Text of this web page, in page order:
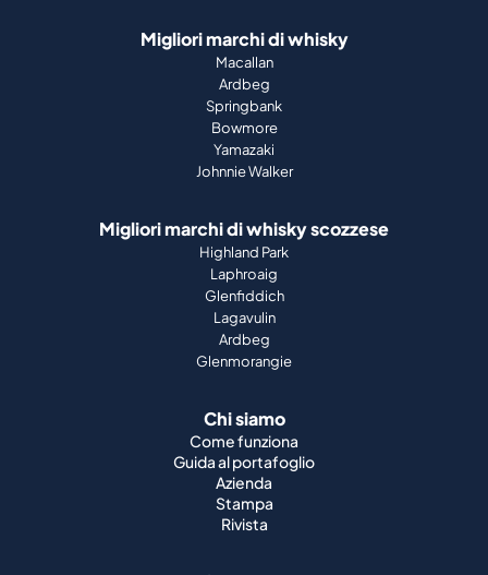
Migliori marchi di whisky
Macallan
Ardbeg
Springbank
Bowmore
Yamazaki
Johnnie Walker
Migliori marchi di whisky scozzese
Highland Park
Laphroaig
Glenfiddich
Lagavulin
Ardbeg
Glenmorangie
Chi siamo
Come funziona
Guida al portafoglio
Azienda
Stampa
Rivista